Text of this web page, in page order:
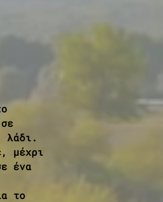
λάδι.
μέχρι
ένα
το